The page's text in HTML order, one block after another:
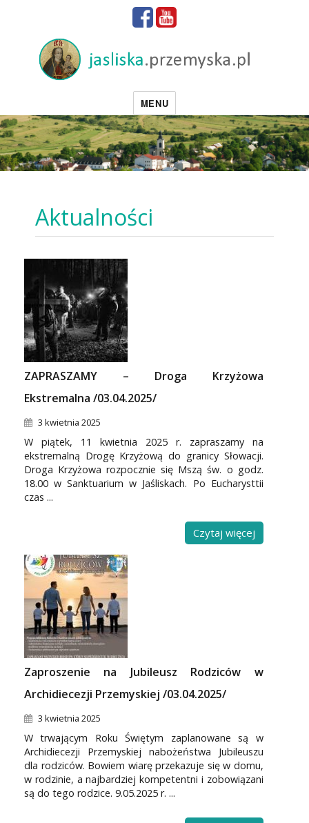
MENU
Aktualności
ZAPRASZAMY – Droga Krzyżowa
Ekstremalna /03.04.2025/
3 kwietnia 2025
W piątek, 11 kwietnia 2025 r. zapraszamy na
ekstremalną Drogę Krzyżową do granicy Słowacji.
Droga Krzyżowa rozpocznie się Mszą św. o godz.
18.00 w Sanktuarium w Jaśliskach. Po Eucharysttii
czas ...
Czytaj więcej
Zaproszenie na Jubileusz Rodziców w
Archidiecezji Przemyskiej /03.04.2025/
3 kwietnia 2025
W trwającym Roku Świętym zaplanowane są w
Archidiecezji Przemyskiej nabożeństwa Jubileuszu
dla rodziców. Bowiem wiarę przekazuje się w domu,
w rodzinie, a najbardziej kompetentni i zobowiązani
są do tego rodzice. 9.05.2025 r. ...